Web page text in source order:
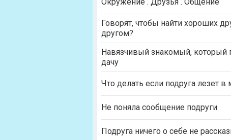
Говорят, чтобы найти хороших
другом?
Навязчивый знакомый, который
дачу
Что делать если подруга лезет
Не поняла сообщение подруги
Подруга ничего о себе не